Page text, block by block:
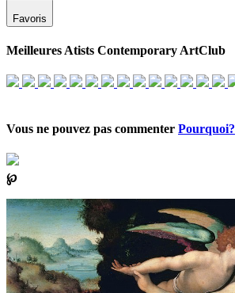
Favoris
Meilleures Atists Contemporary ArtClub
Vous ne pouvez pas commenter Pourquoi?
℘